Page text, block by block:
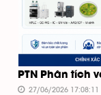
PTN Phân tích
27/06/2026 17:08:11